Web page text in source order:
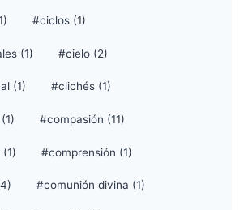
#ciclos (1)
(1) #cielo (2)
(1) #clichés (1)
#compasión (11)
#comprensión (1)
#comunión divina (1)